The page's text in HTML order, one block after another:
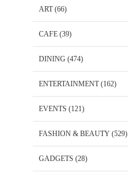
ART(66)
CAFE (39)
DINING (474)
ENTERTAINMENT(162)
EVENTS (121)
FASHION & BEAUTY (529)
GADGETS (28)